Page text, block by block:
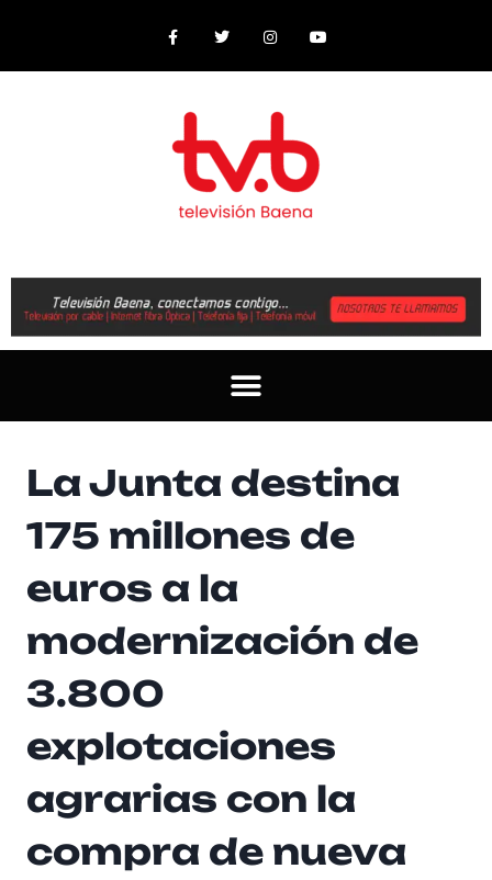
La Junta destina
175 millones de
euros a la
modernización de
3.800
explotaciones
agrarias con la
compra de nueva